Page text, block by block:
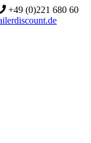
+49 (0)221 680 60